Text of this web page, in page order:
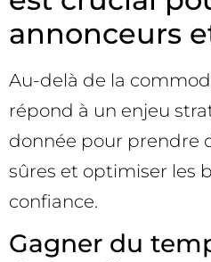
annonceurs
Au-delà de la
répond à un enjeu
donnée pour prendre
sûres et optimiser les
confiance.
Gagner du